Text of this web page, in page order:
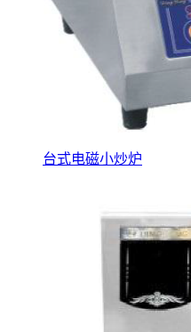
台式电磁小炒炉